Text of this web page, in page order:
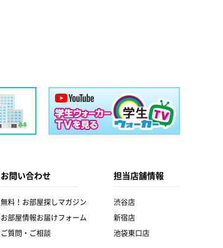
お問い合わせ
無料！お部屋探しマガジン
お部屋情報お届けフォーム
ご質問・ご相談
担当店舗情報
渋谷店
新宿店
池袋東口店